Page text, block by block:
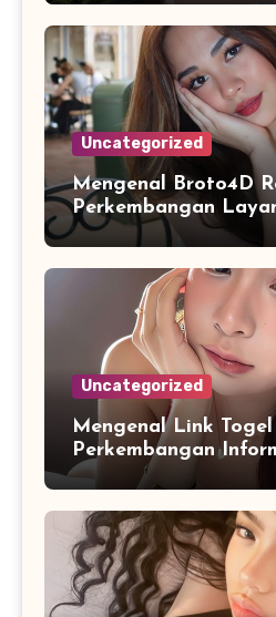
Uncategorized
Mengenal Broto4D
Perkembangan
Berbasis Teknologi
Uncategorized
Mengenal Link
Perkembangan
Digital